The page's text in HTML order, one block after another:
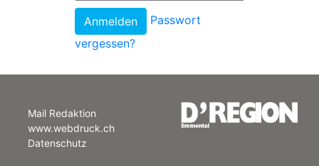
App
Passwort
vergessen?
Mail Redaktion
www.webdruck.ch
Datenschutz